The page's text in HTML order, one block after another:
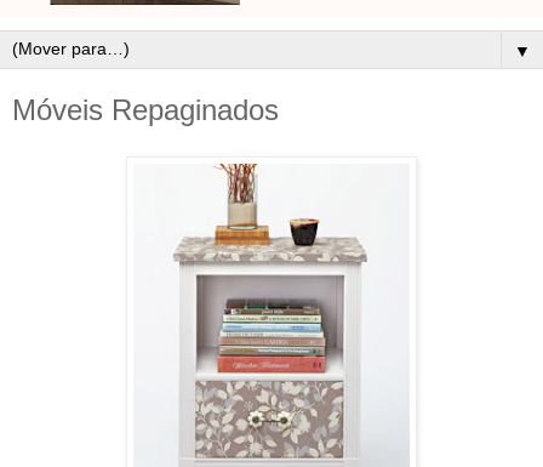
▼
Móveis Repaginados